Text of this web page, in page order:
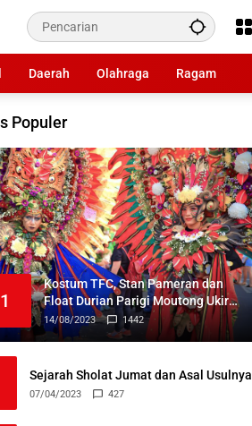
Daerah Olahraga Ragam
Populer
1
Kostum TFC, Stan Pameran dan
Float Durian Parigi Moutong Ukir
Prestasi di TIFF 2023
14/08/2023 1442
Sejarah Sholat Jumat dan Asal Usulnya
07/04/2023 427